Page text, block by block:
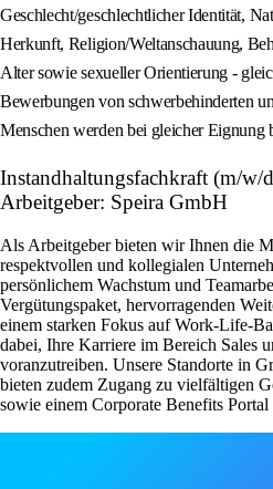
Geschlecht/geschlechtlicher Identität,
Herkunft, Religion/Weltanschauung,
Alter sowie sexueller Orientierung -
Bewerbungen von schwerbehinderten
Menschen werden bei gleicher Eignung
Instandhaltungsfachkraft (m/w/
Arbeitgeber: Speira GmbH
Als Arbeitgeber bieten wir Ihnen die
respektvollen und kollegialen
persönlichem Wachstum und
Vergütungspaket, hervorragenden
einem starken Fokus auf Work-Life-
dabei, Ihre Karriere im Bereich Sales
voranzutreiben. Unsere Standorte in
bieten zudem Zugang zu vielfältigen
sowie einem Corporate Benefits